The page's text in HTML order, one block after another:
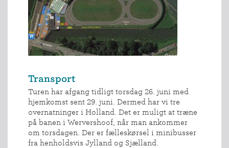
Transport
Turen har afgang tidligt torsdag 26. juni med
hjemkomst sent 29. juni. Dermed har vi tre
overnatninger i Holland. Det er muligt at træne
på banen i Wervershoof, når man ankommer
om torsdagen. Der er fælleskørsel i minibusser
fra henholdsvis Jylland og Sjælland.